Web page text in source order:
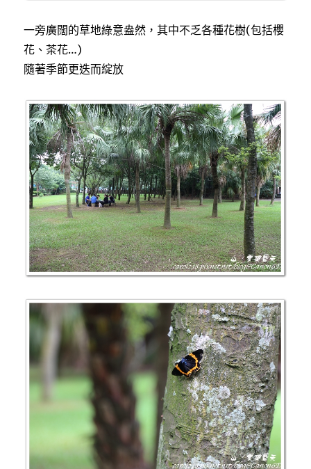
一旁廣闊的草地綠意盎然，其中不乏各種花樹(包括櫻
花、茶花…)
隨著季節更迭而綻放